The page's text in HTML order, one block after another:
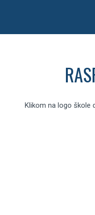
Klikom na logo škole